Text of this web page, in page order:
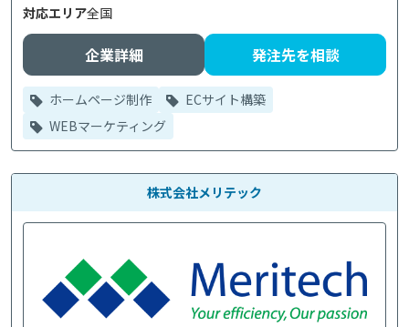
対応エリア全国
企業詳細 発注先を相談
ホームページ制作
ECサイト構築
WEBマーケティング
株式会社メリテック